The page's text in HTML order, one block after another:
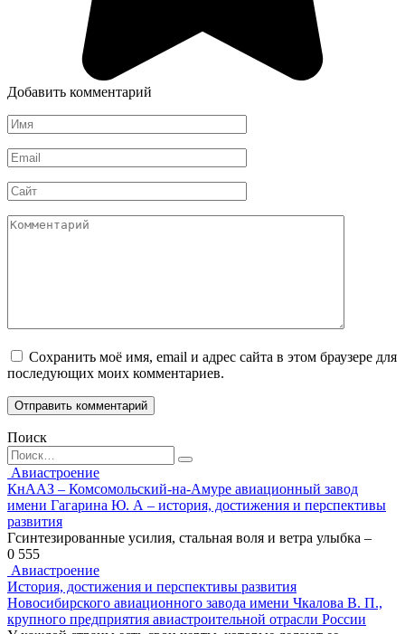
Добавить комментарий
Имя
*
Email
*
Сайт
Комментарий
Сохранить моё имя, email и адрес сайта в этом браузере для
последующих моих комментариев.
Поиск
Search
for:
Авиастроение
КнААЗ – Комсомольский-на-Амуре авиационный завод
имени Гагарина Ю. А – история, достижения и перспективы
развития
Гсинтезированные усилия, стальная воля и ветра улыбка –
0 555
Авиастроение
История, достижения и перспективы развития
Новосибирского авиационного завода имени Чкалова В. П.,
крупного предприятия авиастроительной отрасли России